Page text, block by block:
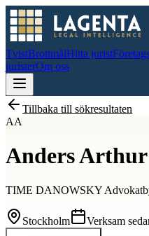
TvistBrottmålHitta jurist
juristerOm oss
Tillbaka till sökresultaten
AA
Anders Arthur
TIME DANOWSKY
Stockholm Verksam